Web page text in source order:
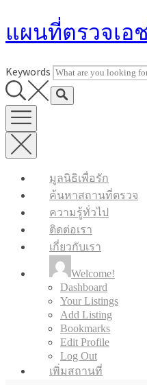
to
แผนที่ตรวจเอ
Keywords
มูลนิธิเพื่อรัก
ค้นหาสถานที่ตรวจ
ความรู้ทั่วไป
ติดต่อเรา
เกี่ยวกับเรา
Welcome!
Dashboard
Your Listings
Add Listing
Bookmarks
Edit Profile
Log Out
เพิ่มสถานที่